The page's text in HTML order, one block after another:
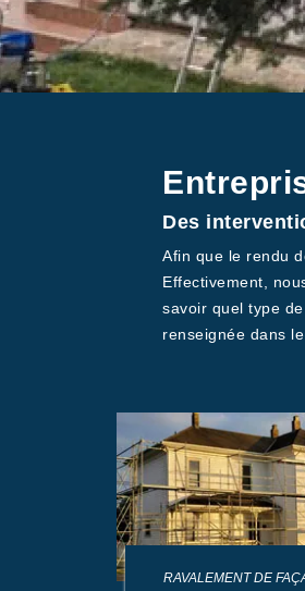
Des
Afin que le rendu
Effectivement,
savoir quel type
renseignée dans
RAVALEMENT DE